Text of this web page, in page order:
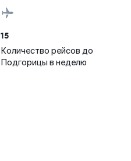
15
Количество рейсов до
Подгорицы в неделю